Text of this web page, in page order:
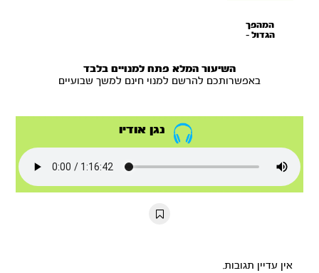
המהפך
הגדול -
השיעור המלא פתח למנויים בלבד
באפשרותכם להרשם למנוי חינם למשך שבועיים
נגן אודיו
אין עדיין תגובות.